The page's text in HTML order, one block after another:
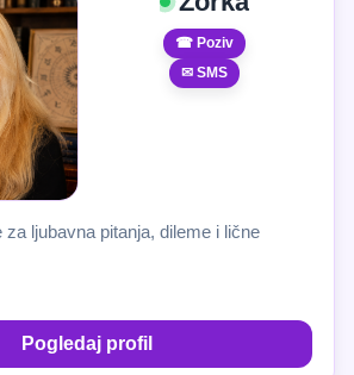
☎ Poziv
✉ SMS
ljubavna pitanja, dileme i lične
Pogledaj profil